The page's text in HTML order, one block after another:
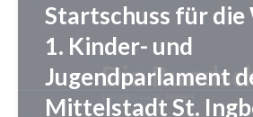
Startschuss für die
1. Kinder- und
Jugendparlament
Mittelstadt St.